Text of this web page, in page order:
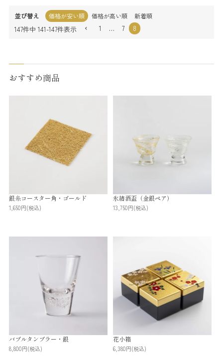
並び替え 価格が安い順 価格が高い順 新着順
147件中 141-147件表示 1 … 7 8
おすすめ商品
銀糸コースター角・ゴールド
1,650円(税込)
氷結酒盃（金銀ペア）
13,750円(税込)
バブルタンブラー・銀
8,800円(税込)
花小箱
6,380円(税込)